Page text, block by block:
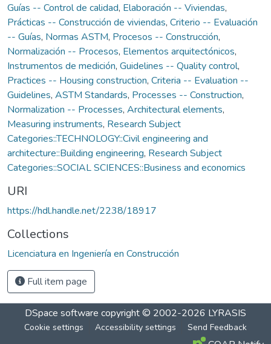
Guías -- Control de calidad, Elaboración -- Viviendas,
Prácticas -- Construcción de viviendas, Criterio -- Evaluación
-- Guías, Normas ASTM, Procesos -- Construcción,
Normalización -- Procesos, Elementos arquitectónicos,
Instrumentos de medición, Guidelines -- Quality control,
Practices -- Housing construction, Criteria -- Evaluation --
Guidelines, ASTM Standards, Processes -- Construction,
Normalization -- Processes, Architectural elements,
Measuring instruments, Research Subject
Categories::TECHNOLOGY::Civil engineering and
architecture::Building engineering, Research Subject
Categories::SOCIAL SCIENCES::Business and economics
URI
https://hdl.handle.net/2238/18917
Collections
Licenciatura en Ingeniería en Construcción
Full item page
DSpace software copyright © 2002-2026 LYRASIS
Cookie settings Accessibility settings Send Feedback